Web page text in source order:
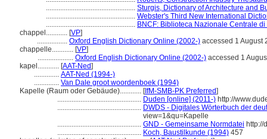
.................................................. Sturgis, Dictionary of Architecture and
.................................................. Webster's Third New International
.................................................. BNCF: Biblioteca Nazionale Centrale
chappel............ [VP]
................. Oxford English Dictionary Online (2002-) accessed 1 August
chappelle............ [VP]
.................... Oxford English Dictionary Online (2002-) accessed 1
kapel............ [AAT-Ned]
.............. AAT-Ned (1994-)
.............. Van Dale groot woordenboek (1994)
Kapelle (Raum oder Gebäude)............ [IfM-SMB-PK Preferred]
............................................... Duden [online] (2011-) http://
............................................... DWDS - Digitales Wörterbuch der
view=1&qu=Kapelle
............................................... GND - Gemeinsame Normdatei http://
............................................... Koch, Baustilkunde (1994) 457